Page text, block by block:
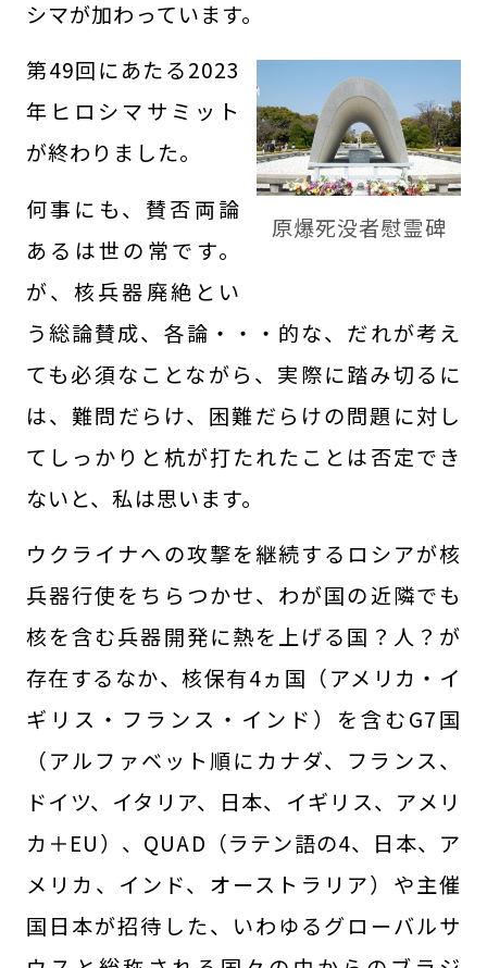
シマが加わっています。
原爆死没者慰霊碑
第49回にあたる2023
年ヒロシマサミット
が終わりました。
何事にも、賛否両論
あるは世の常です。
が、核兵器廃絶とい
う総論賛成、各論・・・的な、だれが考え
ても必須なことながら、実際に踏み切るに
は、難問だらけ、困難だらけの問題に対し
てしっかりと杭が打たれたことは否定でき
ないと、私は思います。
ウクライナへの攻撃を継続するロシアが核
兵器行使をちらつかせ、わが国の近隣でも
核を含む兵器開発に熱を上げる国？人？が
存在するなか、核保有4ヵ国（アメリカ・イ
ギリス・フランス・インド）を含むG7国
（アルファベット順にカナダ、フランス、
ドイツ、イタリア、日本、イギリス、アメリ
カ＋EU）、QUAD（ラテン語の4、日本、ア
メリカ、インド、オーストラリア）や主催
国日本が招待した、いわゆるグローバルサ